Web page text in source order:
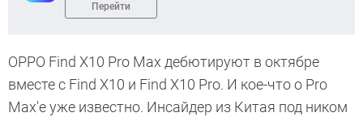
Перейти
OPPO Find X10 Pro Max дебютируют в октябре
вместе с Find X10 и Find X10 Pro. И кое-что о Pro
Max'е уже известно. Инсайдер из Китая под ником